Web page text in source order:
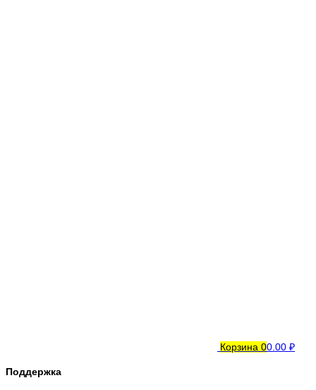
Корзина 00.00 ₽
Поддержка